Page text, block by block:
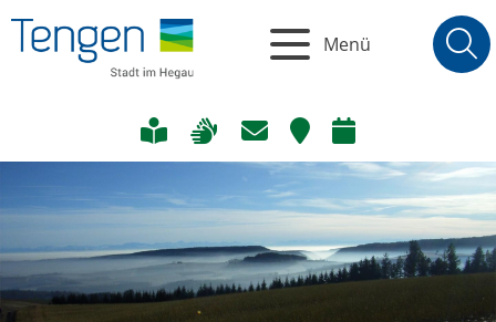
Menü